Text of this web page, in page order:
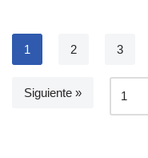
1 2 3
Siguiente »